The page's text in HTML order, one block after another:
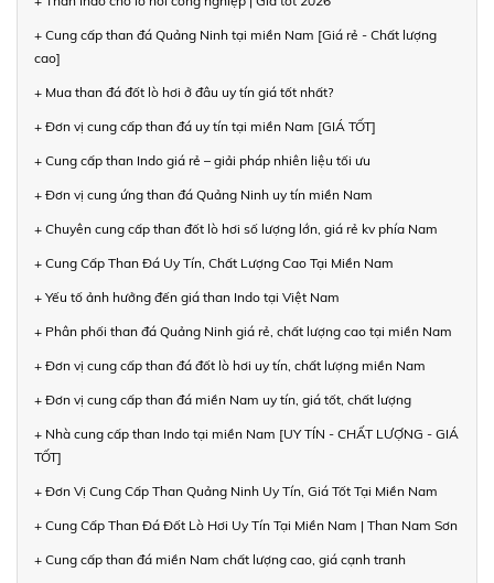
+ Cung cấp than đá Quảng Ninh tại miền Nam [Giá rẻ - Chất lượng
cao]
+ Mua than đá đốt lò hơi ở đâu uy tín giá tốt nhất?
+ Đơn vị cung cấp than đá uy tín tại miền Nam [GIÁ TỐT]
+ Cung cấp than Indo giá rẻ – giải pháp nhiên liệu tối ưu
+ Đơn vị cung ứng than đá Quảng Ninh uy tín miền Nam
+ Chuyên cung cấp than đốt lò hơi số lượng lớn, giá rẻ kv phía Nam
+ Cung Cấp Than Đá Uy Tín, Chất Lượng Cao Tại Miền Nam
+ Yếu tố ảnh hưởng đến giá than Indo tại Việt Nam
+ Phân phối than đá Quảng Ninh giá rẻ, chất lượng cao tại miền Nam
+ Đơn vị cung cấp than đá đốt lò hơi uy tín, chất lượng miền Nam
+ Đơn vị cung cấp than đá miền Nam uy tín, giá tốt, chất lượng
+ Nhà cung cấp than Indo tại miền Nam [UY TÍN - CHẤT LƯỢNG - GIÁ
TỐT]
+ Đơn Vị Cung Cấp Than Quảng Ninh Uy Tín, Giá Tốt Tại Miền Nam
+ Cung Cấp Than Đá Đốt Lò Hơi Uy Tín Tại Miền Nam | Than Nam Sơn
+ Cung cấp than đá miền Nam chất lượng cao, giá cạnh tranh